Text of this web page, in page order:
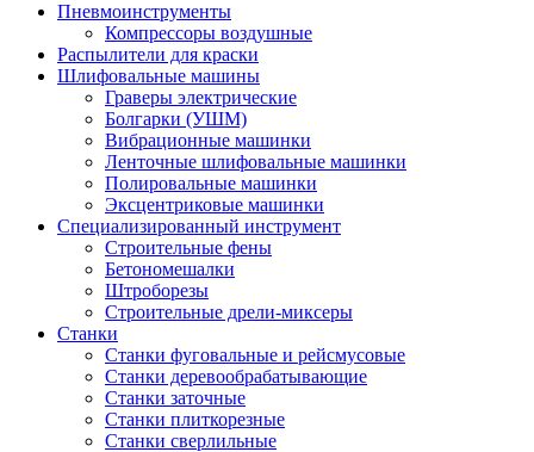
Пневмоинструменты
Компрессоры воздушные
Распылители для краски
Шлифовальные машины
Граверы электрические
Болгарки (УШМ)
Вибрационные машинки
Ленточные шлифовальные машинки
Полировальные машинки
Эксцентриковые машинки
Специализированный инструмент
Строительные фены
Бетономешалки
Штроборезы
Строительные дрели-миксеры
Станки
Станки фуговальные и рейсмусовые
Станки деревообрабатывающие
Станки заточные
Станки плиткорезные
Станки сверлильные